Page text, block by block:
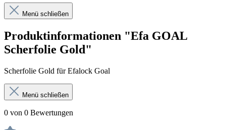
Menü schließen
Produktinformationen "Efa GOAL
Scherfolie Gold"
Scherfolie Gold für Efalock Goal
Menü schließen
0 von 0 Bewertungen